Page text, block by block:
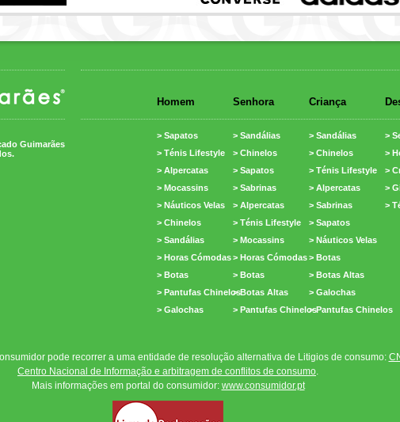
Guimarães
Homem
> Sapatos
> Ténis Lifestyle
> Alpercatas
> Mocassins
> Náuticos Velas
> Chinelos
> Sandálias
> Horas Cómodas
> Botas
> Pantufas Chinelos
> Galochas
Senhora
> Sandálias
> Chinelos
> Sapatos
> Sabrinas
> Alpercatas
> Ténis Lifestyle
> Mocassins
> Horas Cómodas
> Botas
> Botas Altas
> Pantufas Chinelos
Criança
> Sandálias
> Chinelos
> Ténis Lifestyle
> Alpercatas
> Sabrinas
> Sapatos
> Náuticos Velas
> Botas
> Botas Altas
> Galochas
> Pantufas Chinelos
>
>
>
>
>
pode recorrer a uma entidade de resolução alternativa de Litigios de consumo:
Centro Nacional de Informação e arbitragem de conflitos de consumo.
Mais informações em portal do consumidor: www.consumidor.pt